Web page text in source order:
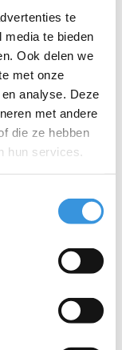
te
te bieden
Ook delen we
met onze
analyse. Deze
met andere
die ze hebben
hun services.
* Verplichte velden